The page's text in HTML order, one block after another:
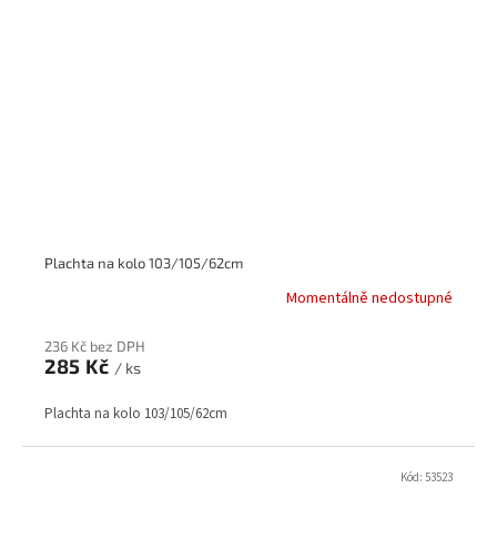
Plachta na kolo 103/105/62cm
Momentálně nedostupné
236 Kč bez DPH
285 Kč / ks
Plachta na kolo 103/105/62cm
Kód: 53523